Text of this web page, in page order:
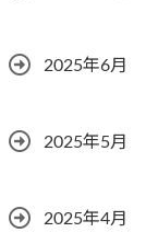
2025年6月
2025年5月
2025年4月